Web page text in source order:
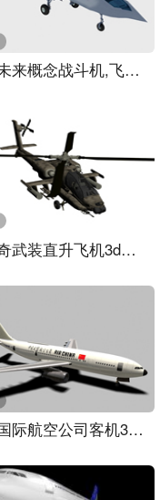
波音未来概念战斗机,飞机3..
阿帕奇武装直升飞机3d模型..
中国国际航空公司客机3D模..